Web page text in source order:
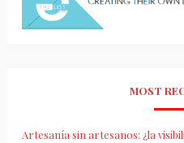
MOST
Artesanía sin artesanos: ¿la